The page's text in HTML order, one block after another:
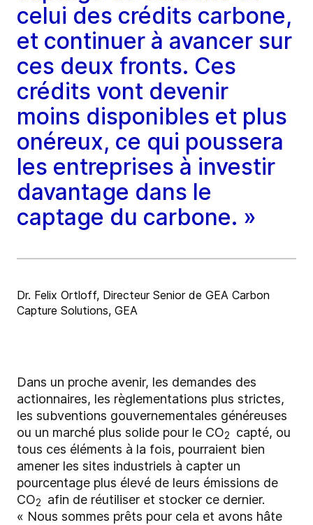
celui des crédits carbone,
et continuer à avancer sur
ces deux fronts. Ces
crédits vont devenir
moins disponibles et plus
onéreux, ce qui poussera
les entreprises à investir
davantage dans le
captage du carbone. »
Dr. Felix Ortloff, Directeur Senior de GEA Carbon
Capture Solutions, GEA
Dans un proche avenir, les demandes des
actionnaires, les règlementations plus strictes,
les subventions gouvernementales généreuses
ou un marché plus solide pour le CO2
capté, ou
tous ces éléments à la fois, pourraient bien
amener les sites industriels à capter un
pourcentage plus élevé de leurs émissions de
CO2
afin de réutiliser et stocker ce dernier.
« Nous sommes prêts pour cela et avons hâte